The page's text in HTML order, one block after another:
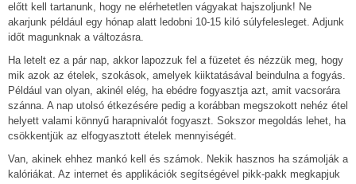
előtt kell tartanunk, hogy ne elérhetetlen vágyakat hajszoljunk! Ne
akarjunk például egy hónap alatt ledobni 10-15 kiló súlyfelesleget. Adjunk
időt magunknak a változásra.
Ha letelt ez a pár nap, akkor lapozzuk fel a füzetet és nézzük meg, hogy
mik azok az ételek, szokások, amelyek kiiktatásával beindulna a fogyás.
Például van olyan, akinél elég, ha ebédre fogyasztja azt, amit vacsorára
szánna. A nap utolsó étkezésére pedig a korábban megszokott nehéz étel
helyett valami könnyű harapnivalót fogyaszt. Sokszor megoldás lehet, ha
csökkentjük az elfogyasztott ételek mennyiségét.
Van, akinek ehhez mankó kell és számok. Nekik hasznos ha számolják a
kalóriákat. Az internet és applikációk segítségével pikk-pakk megkapjuk